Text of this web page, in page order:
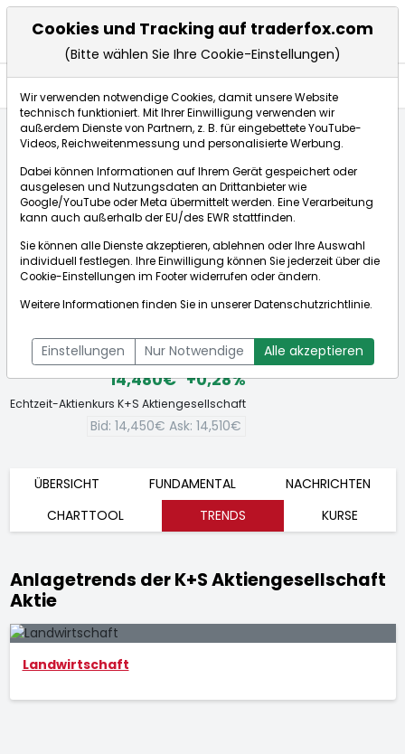
Börse:
Aktienkurse
14,480€ +0,28%
Echtzeit-Aktienkurs K+S Aktiengesellschaft
Bid: 14,450€ Ask: 14,510€
ÜBERSICHT FUNDAMENTAL
NACHRICHTEN
CHARTTOOL
TRENDS KURSE
Anlagetrends der K+S Aktiengesellschaft
Aktie
Landwirtschaft
Cookies und Tracking auf traderfox.com
(Bitte wählen Sie Ihre Cookie-Einstellungen)
Wir verwenden notwendige Cookies, damit unsere Website
technisch funktioniert. Mit Ihrer Einwilligung verwenden wir
außerdem Dienste von Partnern, z. B. für eingebettete YouTube-
Videos, Reichweitenmessung und personalisierte Werbung.
Dabei können Informationen auf Ihrem Gerät gespeichert oder
ausgelesen und Nutzungsdaten an Drittanbieter wie
Google/YouTube oder Meta übermittelt werden. Eine Verarbeitung
kann auch außerhalb der EU/des EWR stattfinden.
Sie können alle Dienste akzeptieren, ablehnen oder Ihre Auswahl
individuell festlegen. Ihre Einwilligung können Sie jederzeit über die
Cookie-Einstellungen im Footer widerrufen oder ändern.
Weitere Informationen finden Sie in unsererDatenschutzrichtlinie.
Einstellungen Nur Notwendige Alle akzeptieren